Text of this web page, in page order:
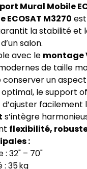
Mural Mobile
M3270
la stabilité et
salon.
avec le montage
de taille
un
le support
s’intègre
flexibilité,
:
32" – 70"
35 kg